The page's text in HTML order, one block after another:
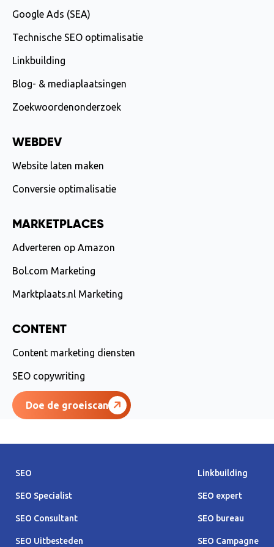
Google Ads (SEA)
Technische SEO optimalisatie
Linkbuilding
Blog- & mediaplaatsingen
Zoekwoordenonderzoek
WEBDEV
Website laten maken
Conversie optimalisatie
MARKETPLACES
Adverteren op Amazon
Bol.com Marketing
Marktplaats.nl Marketing
CONTENT
Content marketing diensten
SEO copywriting
Doe de groeiscan
SEO Linkbuilding
SEO Specialist SEO expert
SEO Consultant SEO bureau
SEO Uitbesteden SEO Campagne